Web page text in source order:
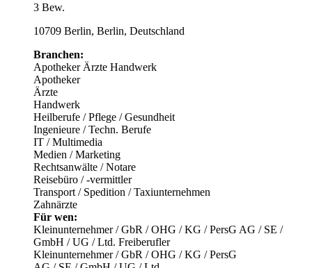
3 Bew.
10709 Berlin, Berlin, Deutschland
Branchen:
ApothekerÄrzte Handwerk
Apotheker
Ärzte
Handwerk
Heilberufe / Pflege / Gesundheit
Ingenieure / Techn. Berufe
IT / Multimedia
Medien / Marketing
Rechtsanwälte / Notare
Reisebüro / -vermittler
Transport / Spedition / Taxiunternehmen
Zahnärzte
Für wen:
Kleinunternehmer / GbR / OHG / KG / PersG AG / SE /
GmbH / UG / Ltd. Freiberufler
Kleinunternehmer / GbR / OHG / KG / PersG